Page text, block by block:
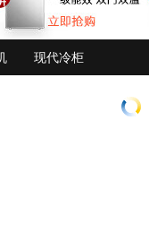
现代冷柜